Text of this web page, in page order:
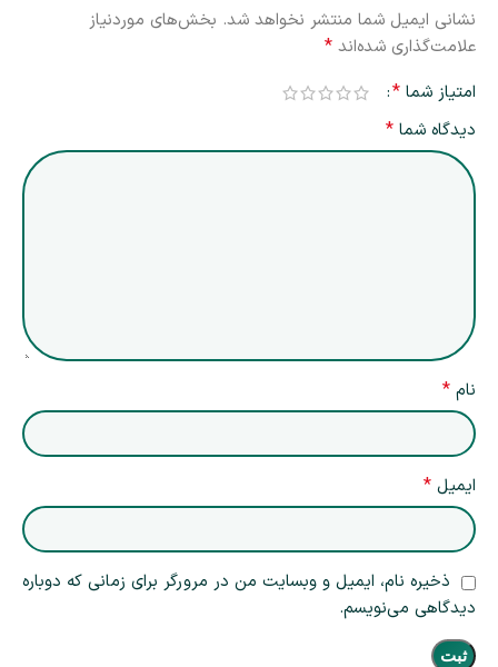
نشانی ایمیل شما منتشر نخواهد شد. بخش‌های موردنیاز
علامت‌گذاری شده‌اند *
امتیاز شما *
دیدگاه شما *
نام *
ایمیل *
ذخیره نام، ایمیل و وبسایت من در مرورگر برای زمانی که دوباره
دیدگاهی می‌نویسم.